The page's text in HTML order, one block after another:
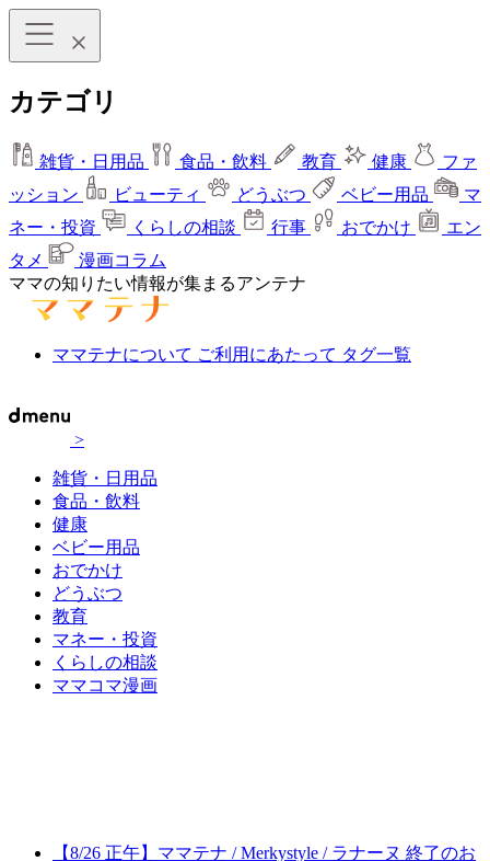
カテゴリ
雑貨・日用品 食品・飲料 教育 健康
ファ
ッション
ビューティ どうぶつ ベビー用品
マ
ネー・投資
くらしの相談 行事 おでかけ
エン
タメ
漫画コラム
ママの知りたい情報が集まるアンテナ
ママテナについて ご利用にあたって タグ一覧
>
雑貨・日用品
食品・飲料
健康
ベビー用品
おでかけ
どうぶつ
教育
マネー・投資
くらしの相談
ママコマ漫画
【8/26 正午】ママテナ / Merkystyle / ラナーヌ 終了のお